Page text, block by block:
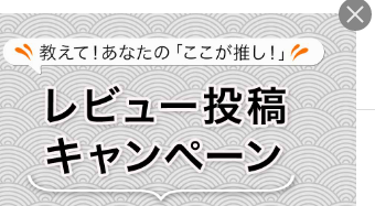
枯鰹節物語】
ッシュパック 2.0g×8袋